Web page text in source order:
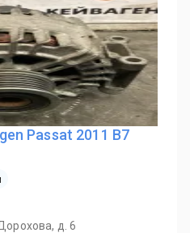
Passat 2011 B7
д. 6